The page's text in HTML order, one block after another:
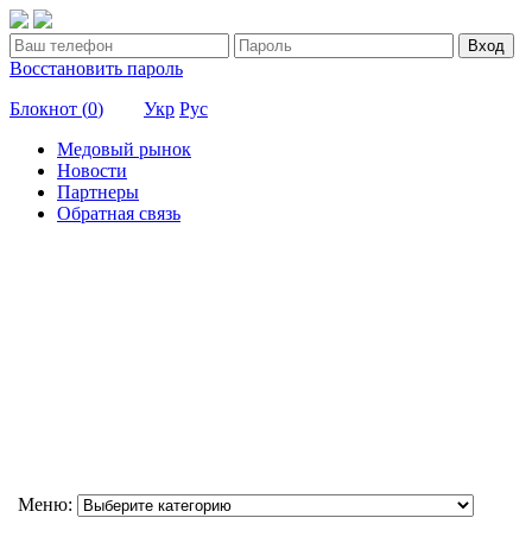
Вход
Восстановить пароль
Блокнот (0) Укр Рус
Медовый рынок
Новости
Партнеры
Обратная связь
Меню: